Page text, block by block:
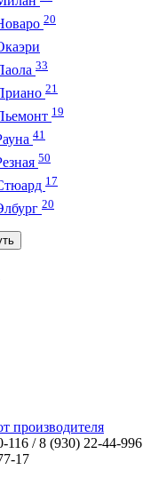
20
33
21
19
41
50
17
20
производителя
/ 8 (930) 22-44-996
17